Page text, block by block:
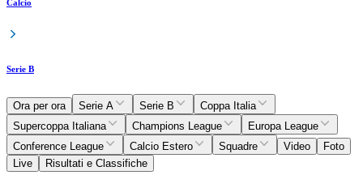
Calcio
Serie B
Ora per ora Serie A Serie B
Coppa Italia
Supercoppa Italiana
Champions League
Europa League
Conference League
Calcio Estero Squadre Video
Foto
Live
Risultati e Classifiche